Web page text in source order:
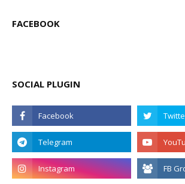
FACEBOOK
SOCIAL PLUGIN